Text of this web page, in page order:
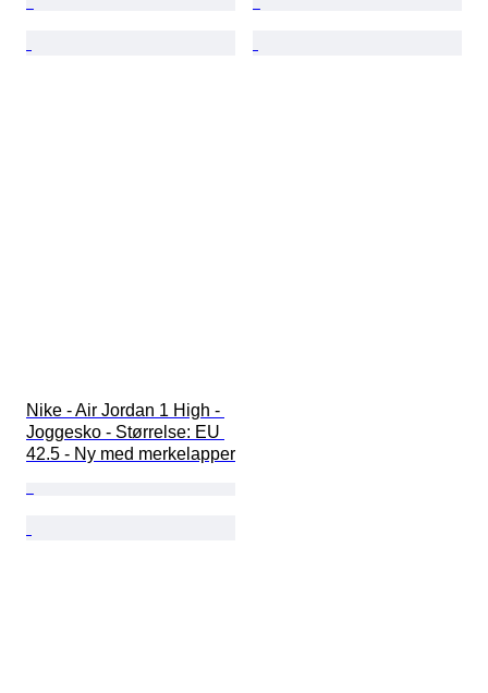
Nike - Air Jordan 1 High -
Joggesko - Størrelse: EU
42.5 - Ny med merkelapper